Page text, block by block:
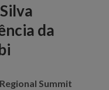
da
Summit